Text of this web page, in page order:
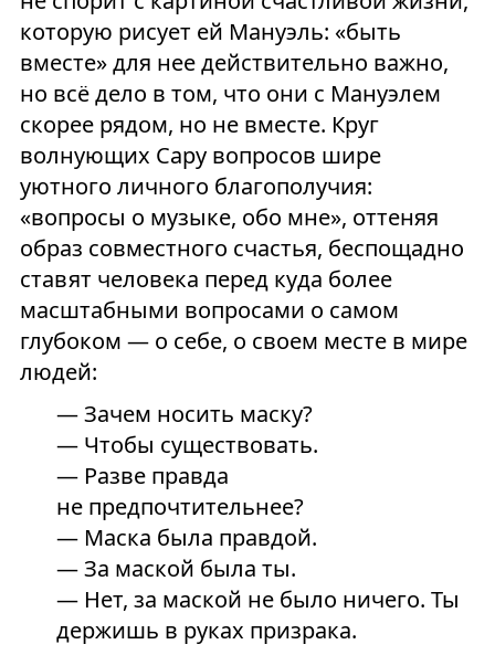
которую рисует ей Мануэль: «быть
вместе» для нее действительно важно,
но всё дело в том, что они с Мануэлем
скорее рядом, но не вместе. Круг
волнующих Сару вопросов шире
уютного личного благополучия:
«вопросы о музыке, обо мне», оттеняя
образ совместного счастья, беспощадно
ставят человека перед куда более
масштабными вопросами о самом
глубоком — о себе, о своем месте в мире
людей:
— Зачем носить маску?
— Чтобы существовать.
— Разве правда
не предпочтительнее?
— Маска была правдой.
— За маской была ты.
— Нет, за маской не было ничего. Ты
держишь в руках призрака.